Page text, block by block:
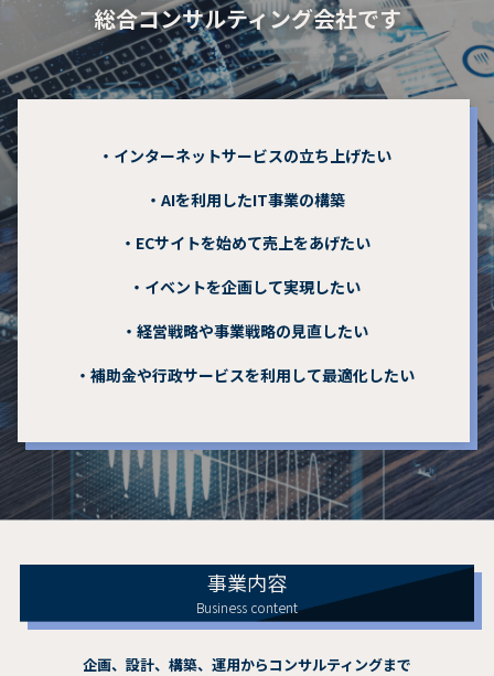
総合コンサルティング会社です
・インターネットサービスの立ち上げたい
・AIを利用したIT事業の構築
・ECサイトを始めて売上をあげたい
・イベントを企画して実現したい
・経営戦略や事業戦略の見直したい
・補助金や行政サービスを利用して最適化したい
事業内容
Business content
企画、設計、構築、運用からコンサルティングまで